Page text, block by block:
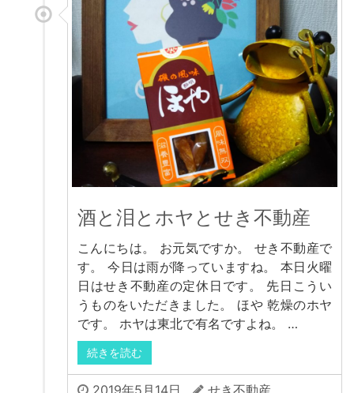
酒と泪とホヤとせき不動産
こんにちは。 お元気ですか。 せき不動産で
す。 今日は雨が降っていますね。 本日火曜
日はせき不動産の定休日です。 先日こうい
うものをいただきました。 ほや 乾燥のホヤ
です。 ホヤは東北で有名ですよね。 …
続きを読む